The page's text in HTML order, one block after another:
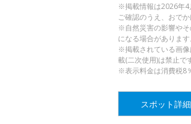
※掲載情報は2026年4
ご確認のうえ、おでか
※自然災害の影響や
になる場合があります
※掲載されている画
載(二次使用)は禁止で
※表示料金は消費税8
スポット詳細